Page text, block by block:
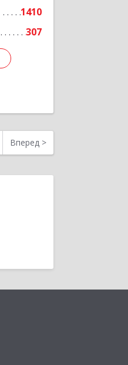
1410
307
Вперед >